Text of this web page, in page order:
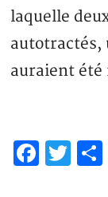
laquelle
autotractés,
auraient été